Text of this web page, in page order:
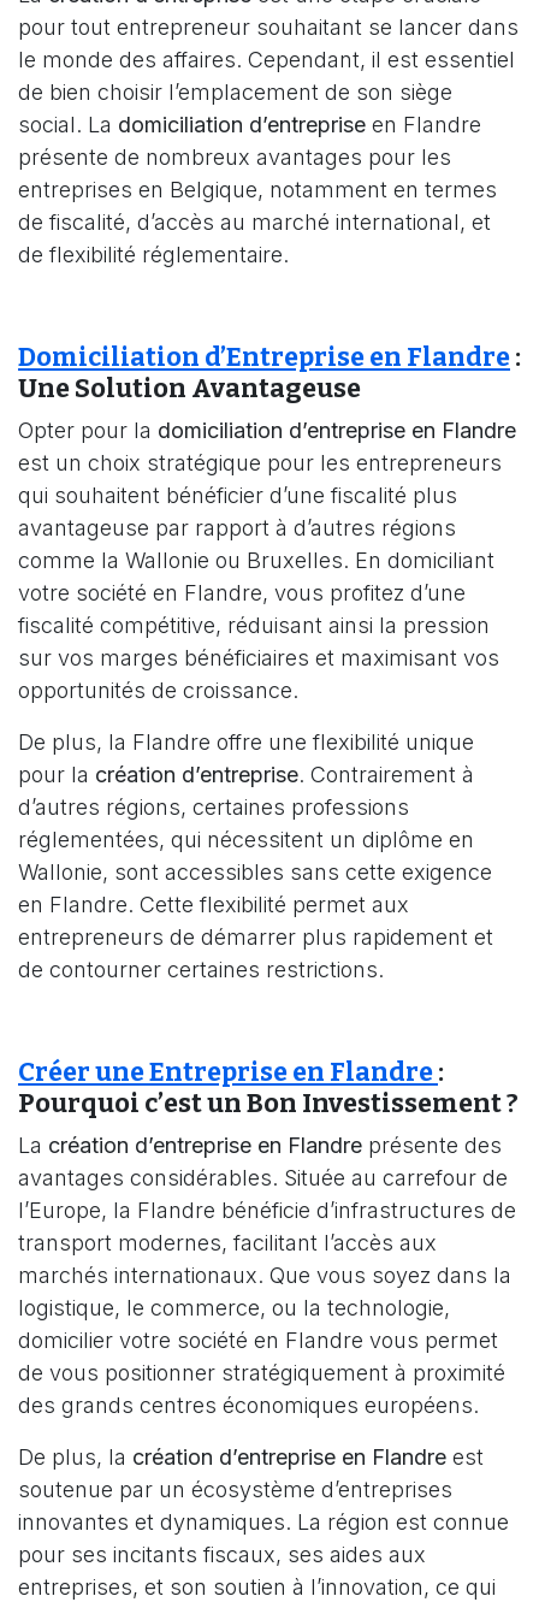
pour tout entrepreneur souhaitant se lancer dans
le monde des affaires. Cependant, il est essentiel
de bien choisir l’emplacement de son siège
social. La domiciliation d’entreprise en Flandre
présente de nombreux avantages pour les
entreprises en Belgique, notamment en termes
de fiscalité, d’accès au marché international, et
de flexibilité réglementaire.
Domiciliation d’Entreprise en Flandre:
Une Solution Avantageuse
Opter pour la domiciliation d’entreprise en Flandre
est un choix stratégique pour les entrepreneurs
qui souhaitent bénéficier d’une fiscalité plus
avantageuse par rapport à d’autres régions
comme la Wallonie ou Bruxelles. En domiciliant
votre société en Flandre, vous profitez d’une
fiscalité compétitive, réduisant ainsi la pression
sur vos marges bénéficiaires et maximisant vos
opportunités de croissance.
De plus, la Flandre offre une flexibilité unique
pour la création d’entreprise. Contrairement à
d’autres régions, certaines professions
réglementées, qui nécessitent un diplôme en
Wallonie, sont accessibles sans cette exigence
en Flandre. Cette flexibilité permet aux
entrepreneurs de démarrer plus rapidement et
de contourner certaines restrictions.
Créer une Entreprise en Flandre:
Pourquoi c’est un Bon Investissement ?
La création d’entreprise en Flandre présente des
avantages considérables. Située au carrefour de
l’Europe, la Flandre bénéficie d’infrastructures de
transport modernes, facilitant l’accès aux
marchés internationaux. Que vous soyez dans la
logistique, le commerce, ou la technologie,
domicilier votre société en Flandre vous permet
de vous positionner stratégiquement à proximité
des grands centres économiques européens.
De plus, la création d’entreprise en Flandre est
soutenue par un écosystème d’entreprises
innovantes et dynamiques. La région est connue
pour ses incitants fiscaux, ses aides aux
entreprises, et son soutien à l’innovation, ce qui